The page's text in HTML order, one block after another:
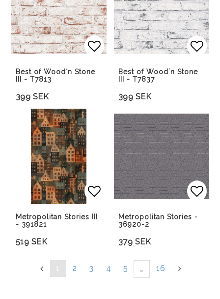
Best of Wood´n Stone
III - T7813
399 SEK
Best of Wood´n Stone
III - T7837
399 SEK
Metropolitan Stories III
- 391821
519 SEK
Metropolitan Stories -
36920-2
379 SEK
« 1 2 3 4 5 … 16 »